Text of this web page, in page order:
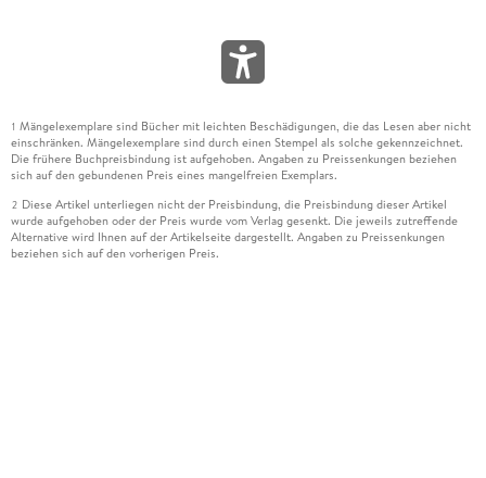
1 Mängelexemplare sind Bücher mit leichten Beschädigungen, die das Lesen aber nicht
einschränken. Mängelexemplare sind durch einen Stempel als solche gekennzeichnet.
Die frühere Buchpreisbindung ist aufgehoben. Angaben zu Preissenkungen beziehen
sich auf den gebundenen Preis eines mangelfreien Exemplars.
2 Diese Artikel unterliegen nicht der Preisbindung, die Preisbindung dieser Artikel
wurde aufgehoben oder der Preis wurde vom Verlag gesenkt. Die jeweils zutreffende
Alternative wird Ihnen auf der Artikelseite dargestellt. Angaben zu Preissenkungen
beziehen sich auf den vorherigen Preis.